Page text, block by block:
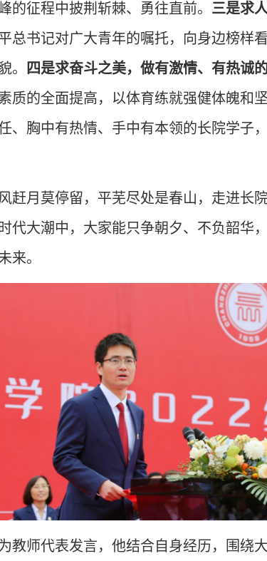
的征程中披荆斩棘、勇往直前。 三是求
总书记对广大青年的嘱托，向身边榜样
。
四是求奋斗之美，做有激情、有热诚
质的全面提高，以体育练就强健体魄和
、胸中有热情、手中有本领的长院学子
赶月莫停留，平芜尽处是春山，走进长
代大潮中，大家能只争朝夕、不负韶华
来。
教师代表发言，他结合自身经历，围绕